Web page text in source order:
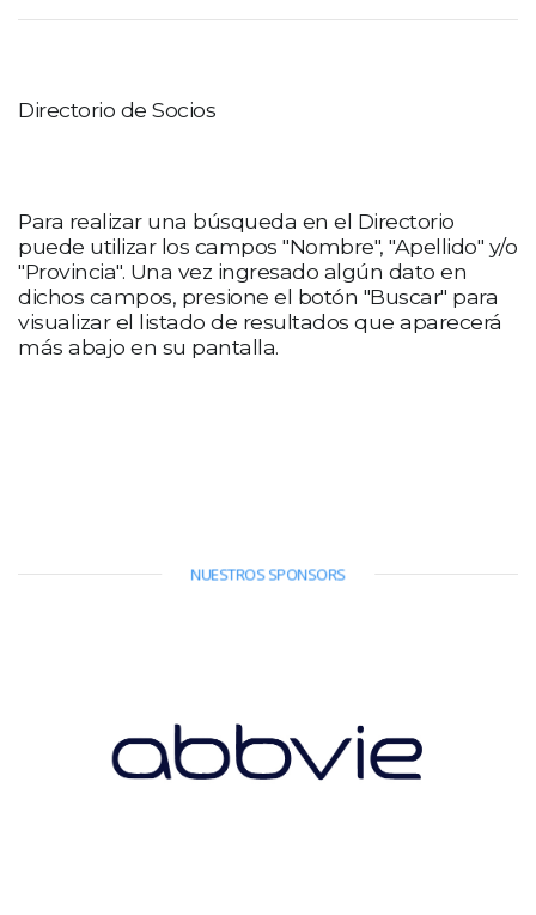
Directorio de Socios
Para realizar una búsqueda en el Directorio
puede utilizar los campos "Nombre", "Apellido" y/o
"Provincia". Una vez ingresado algún dato en
dichos campos, presione el botón "Buscar" para
visualizar el listado de resultados que aparecerá
más abajo en su pantalla.
NUESTROS SPONSORS